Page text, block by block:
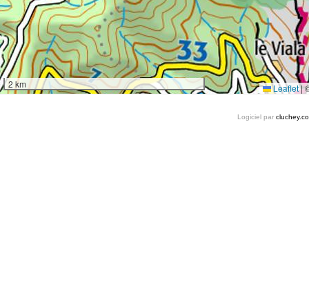
2 km Leaflet|
Logiciel par